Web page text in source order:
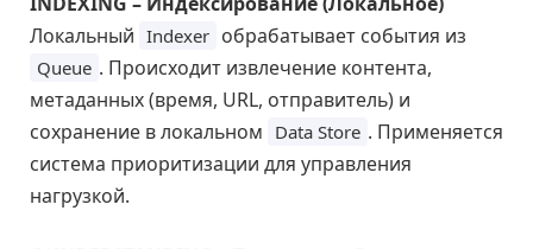
Локальный Indexer обрабатывает события из
Queue . Происходит извлечение контента,
метаданных (время, URL, отправитель) и
сохранение в локальном Data Store . Применяется
система приоритизации для управления
нагрузкой.